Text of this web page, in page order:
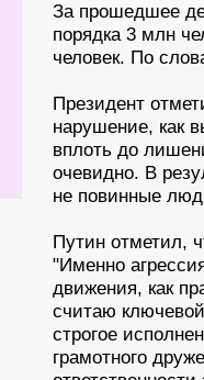
За прошедшее
порядка 3 млн
человек. По
Президент
нарушение, как
вплоть до
очевидно. В
не повинные
Путин отметил,
"Именно
движения, как
считаю
строгое
грамотного